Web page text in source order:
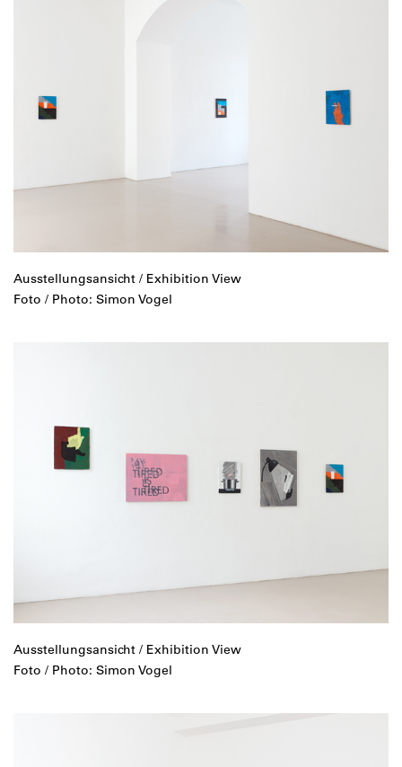
Ausstellungsansicht / Exhibition View
Foto / Photo: Simon Vogel
Ausstellungsansicht / Exhibition View
Foto / Photo: Simon Vogel